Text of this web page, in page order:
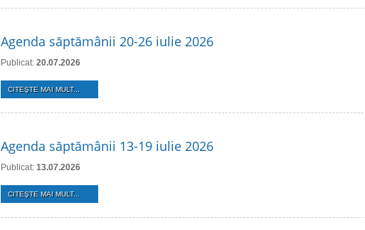
Agenda săptămânii 20-26 iulie 2026
Publicat: 20.07.2026
CITEŞTE MAI MULT...
Agenda săptămânii 13-19 iulie 2026
Publicat: 13.07.2026
CITEŞTE MAI MULT...